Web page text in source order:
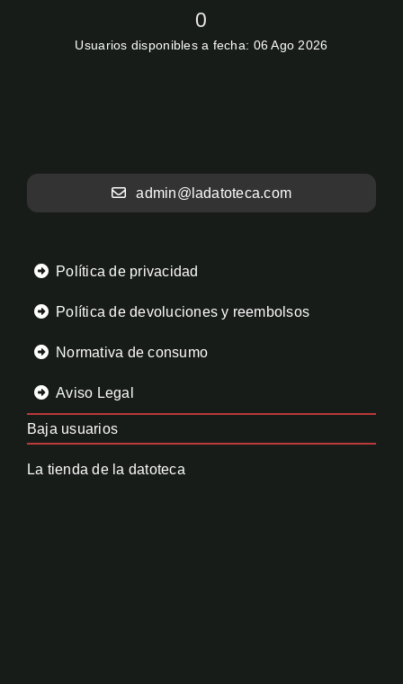
0
Usuarios disponibles a fecha: 06 Ago 2026
admin@ladatoteca.com
Política de privacidad
Política de devoluciones y reembolsos
Normativa de consumo
Aviso Legal
Baja usuarios
La tienda de la datoteca